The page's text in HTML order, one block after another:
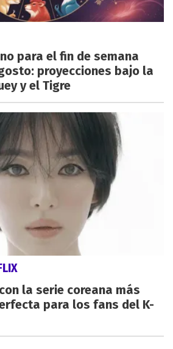
para el fin de semana
proyecciones bajo la
y el Tigre
la serie coreana más
para los fans del K-